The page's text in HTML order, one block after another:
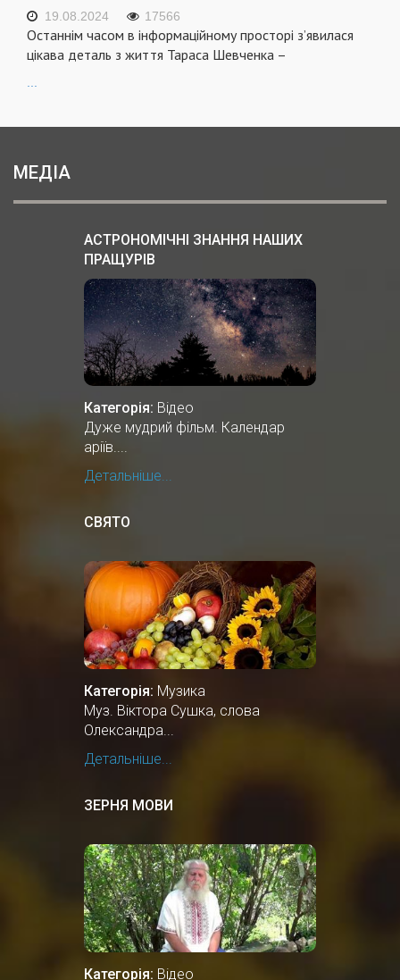
19.08.2024 17566
Останнім часом в інформаційному просторі з’явилася
цікава деталь з життя Тараса Шевченка –
МЕДІА
АСТРОНОМІЧНІ ЗНАННЯ НАШИХ
ПРАЩУРІВ
Категорія: Відео
Дуже мудрий фільм. Календар
аріїв....
Детальніше...
СВЯТО
Категорія: Музика
Муз. Віктора Сушка, слова
Олександра...
Детальніше...
ЗЕРНЯ МОВИ
Категорія: Відео